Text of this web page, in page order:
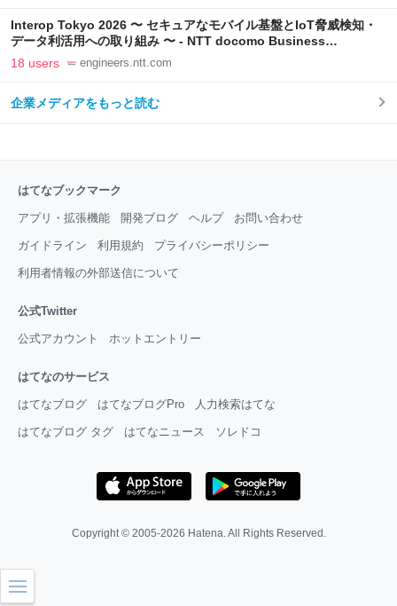
Interop Tokyo 2026 〜 セキュアなモバイル基盤とIoT脅威検知・
データ利活用への取り組み 〜 - NTT docomo Business
Engineers' Blog
18 users engineers.ntt.com
企業メディアをもっと読む
はてなブックマーク
アプリ・拡張機能 開発ブログ ヘルプ お問い合わせ
ガイドライン 利用規約 プライバシーポリシー
利用者情報の外部送信について
公式Twitter
公式アカウント ホットエントリー
はてなのサービス
はてなブログ はてなブログPro 人力検索はてな
はてなブログ タグ はてなニュース ソレドコ
Copyright © 2005-2026 Hatena. All Rights Reserved.